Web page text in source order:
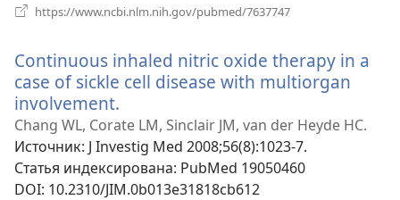
https://www.ncbi.nlm.nih.gov/pubmed/7637747
окне)
Continuous inhaled nitric oxide therapy in a
case of sickle cell disease with multiorgan
involvement.
в
новом
окне)
Chang WL, Corate LM, Sinclair JM, van der Heyde HC.
Источник‎: J Investig Med 2008;56(8):1023-7.
Статья индексирована‎: PubMed 19050460
DOI‎: 10.2310/JIM.0b013e31818cb612